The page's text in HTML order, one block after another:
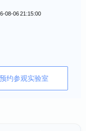
08-06 21:15:00
预约参观实验室